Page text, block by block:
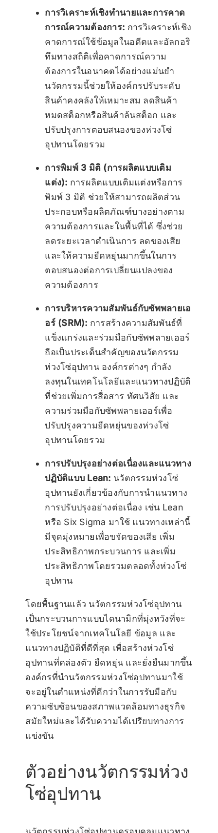
การวิเคราะห์เชิงทำนายและการคาด
การณ์ความต้องการ: การวิเคราะห์เชิง
คาดการณ์ใช้ข้อมูลในอดีตและอัลกอริ
ทึมทางสถิติเพื่อคาดการณ์ความ
ต้องการในอนาคตได้อย่างแม่นยำ
นวัตกรรมนี้ช่วยให้องค์กรปรับระดับ
สินค้าคงคลังให้เหมาะสม ลดสินค้า
หมดสต็อกหรือสินค้าล้นสต็อก และ
ปรับปรุงการตอบสนองของห่วงโซ่
อุปทานโดยรวม
การพิมพ์ 3 มิติ (การผลิตแบบเติม
แต่ง): การผลิตแบบเติมแต่งหรือการ
พิมพ์ 3 มิติ ช่วยให้สามารถผลิตส่วน
ประกอบหรือผลิตภัณฑ์บางอย่างตาม
ความต้องการและในพื้นที่ได้ ซึ่งช่วย
ลดระยะเวลาดำเนินการ ลดของเสีย
และให้ความยืดหยุ่นมากขึ้นในการ
ตอบสนองต่อการเปลี่ยนแปลงของ
ความต้องการ
การบริหารความสัมพันธ์กับซัพพลายเอ
อร์ (SRM): การสร้างความสัมพันธ์ที่
แข็งแกร่งและร่วมมือกับซัพพลายเออร์
ถือเป็นประเด็นสำคัญของนวัตกรรม
ห่วงโซ่อุปทาน องค์กรต่างๆ กำลัง
ลงทุนในเทคโนโลยีและแนวทางปฏิบัติ
ที่ช่วยเพิ่มการสื่อสาร ทัศนวิสัย และ
ความร่วมมือกับซัพพลายเออร์เพื่อ
ปรับปรุงความยืดหยุ่นของห่วงโซ่
อุปทานโดยรวม
การปรับปรุงอย่างต่อเนื่องและแนวทาง
ปฏิบัติแบบ Lean: นวัตกรรมห่วงโซ่
อุปทานยังเกี่ยวข้องกับการนำแนวทาง
การปรับปรุงอย่างต่อเนื่อง เช่น Lean
หรือ Six Sigma มาใช้ แนวทางเหล่านี้
มีจุดมุ่งหมายเพื่อขจัดของเสีย เพิ่ม
ประสิทธิภาพกระบวนการ และเพิ่ม
ประสิทธิภาพโดยรวมตลอดทั้งห่วงโซ่
อุปทาน
โดยพื้นฐานแล้ว นวัตกรรมห่วงโซ่อุปทาน
เป็นกระบวนการแบบไดนามิกที่มุ่งหวังที่จะ
ใช้ประโยชน์จากเทคโนโลยี ข้อมูล และ
แนวทางปฏิบัติที่ดีที่สุด เพื่อสร้างห่วงโซ่
อุปทานที่คล่องตัว ยืดหยุ่น และยั่งยืนมากขึ้น
องค์กรที่นำนวัตกรรมห่วงโซ่อุปทานมาใช้
จะอยู่ในตำแหน่งที่ดีกว่าในการรับมือกับ
ความซับซ้อนของสภาพแวดล้อมทางธุรกิจ
สมัยใหม่และได้รับความได้เปรียบทางการ
แข่งขัน
ตัวอย่างนวัตกรรมห่วง
โซ่อุปทาน